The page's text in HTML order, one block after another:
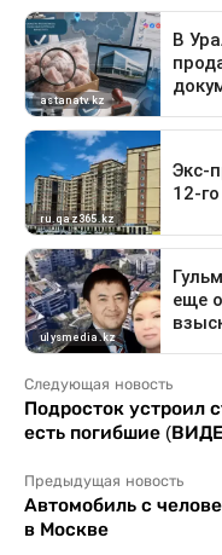
Следующая новость
Подросток устроил
есть погибшие
Предыдущая новость
Автомобиль с
в Москве